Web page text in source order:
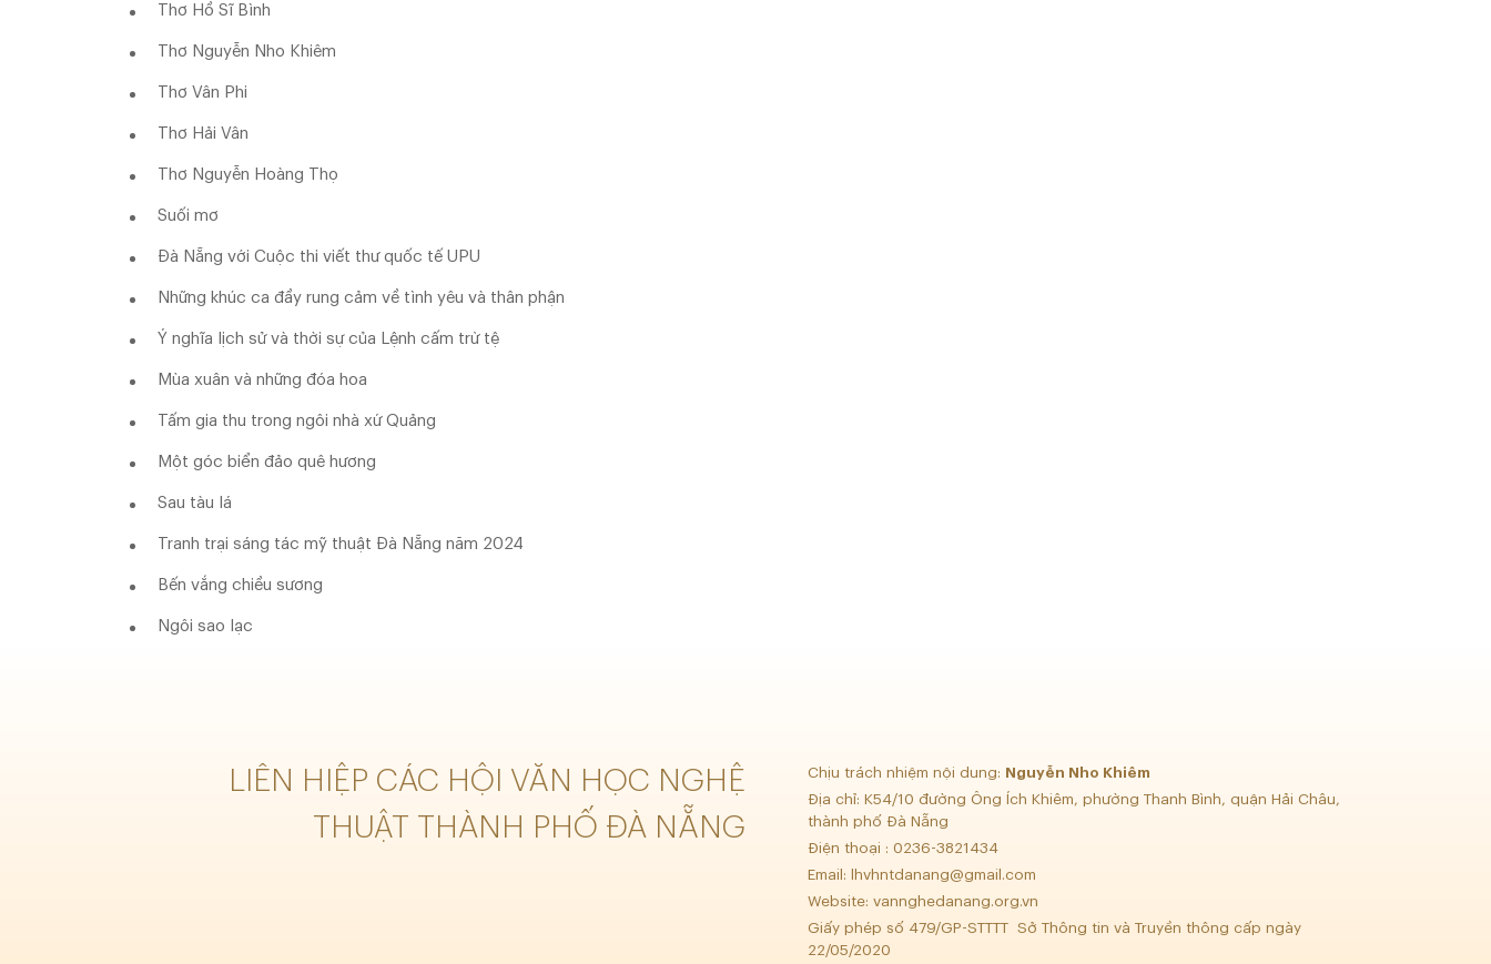
Thơ Hồ Sĩ Bình
Thơ Nguyễn Nho Khiêm
Thơ Vân Phi
Thơ Hải Vân
Thơ Nguyễn Hoàng Thọ
Suối mơ
Đà Nẵng với Cuộc thi viết thư quốc tế UPU
Những khúc ca đầy rung cảm về tình yêu và thân phận
Ý nghĩa lịch sử và thời sự của Lệnh cấm trừ tệ
Mùa xuân và những đóa hoa
Tấm gia thu trong ngôi nhà xứ Quảng
Một góc biển đảo quê hương
Sau tàu lá
Tranh trại sáng tác mỹ thuật Đà Nẵng năm 2024
Bến vắng chiều sương
Ngôi sao lạc
LIÊN HIỆP CÁC HỘI VĂN HỌC NGHỆ
THUẬT THÀNH PHỐ ĐÀ NẴNG
Chịu trách nhiệm nội dung: Nguyễn Nho Khiêm
Địa chỉ: K54/10 đường Ông Ích Khiêm, phường Thanh Bình, quận Hải Châu,
thành phố Đà Nẵng
Điện thoại : 0236-3821434
Email:
lhvhntdanang@gmail.com
Website: vannghedanang.org.vn
Giấy phép số 479/GP-STTTT Sở Thông tin và Truyền thông cấp ngày
22/05/2020